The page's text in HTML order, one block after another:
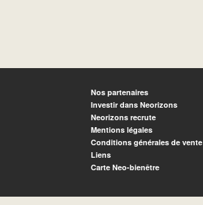
Nos partenaires
Investir dans Neorizons
Neorizons recrute
Mentions légales
Conditions générales de vente
Liens
Carte Neo-bienêtre